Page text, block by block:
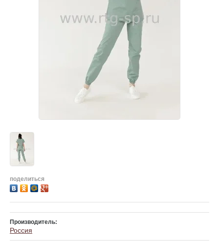
поделиться
Производитель:
Россия